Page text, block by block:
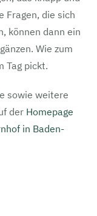
Fragen, die sich
können dann ein
Wie zum
Tag pickt.
sowie weitere
der Homepage
in Baden-